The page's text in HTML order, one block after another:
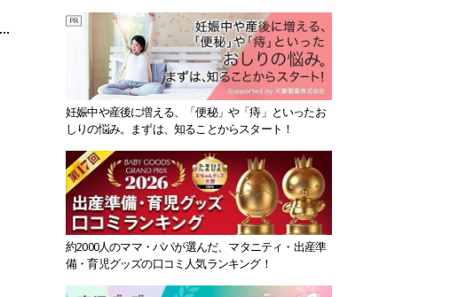
妊娠中や産後に増える、「便秘」や「痔」といったお
しりの悩み。まずは、知ることからスタート！
約2000人のママ・パパが選んだ、マタニティ・出産準
備・育児グッズの口コミ人気ランキング！